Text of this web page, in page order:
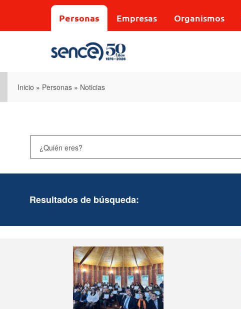
Personas Empresas Organismos
Inicio » Personas » Noticias
Resultados de búsqueda: